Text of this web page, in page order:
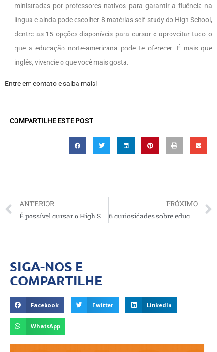
ministradas por professores nativos para garantir a fluência na
língua e ainda pode escolher 8 matérias self-study do High School,
dentre as 15 opções disponíveis para cursar e aproveitar tudo o
que a educação norte-americana pode te oferecer. É mais que
inglês, vivencie o que você mais gosta.
Entre em contato e saiba mais!
COMPARTILHE ESTE POST
ANTERIOR
É possível cursar o High School no Brasil?
PRÓXIMO
6 curiosidades sobre educação nos Estados Unidos
SIGA-NOS E
COMPARTILHE
Facebook Twitter LinkedIn
WhatsApp